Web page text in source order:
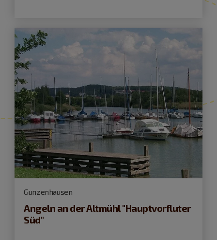
Gunzenhausen
Angeln an der Altmühl "Hauptvorfluter
Süd"